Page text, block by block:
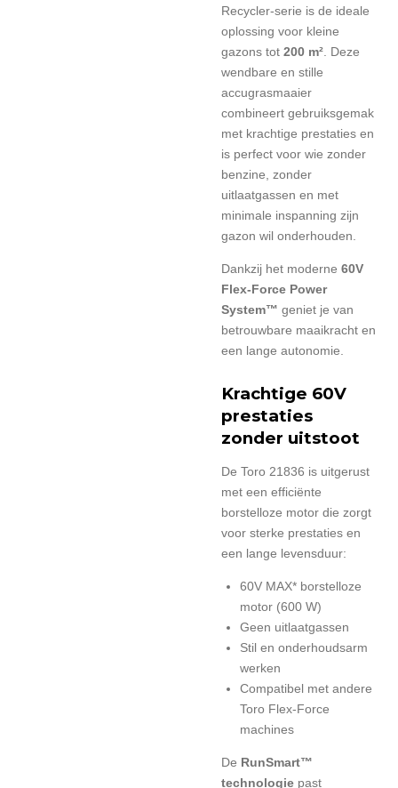
Recycler-serie is de ideale
oplossing voor kleine
gazons tot 200 m² . Deze
wendbare en stille
accugrasmaaier
combineert gebruiksgemak
met krachtige prestaties en
is perfect voor wie zonder
benzine, zonder
uitlaatgassen en met
minimale inspanning zijn
gazon wil onderhouden.
Dankzij het moderne 60V
Flex-Force Power
System™ geniet je van
betrouwbare maaikracht en
een lange autonomie.
Krachtige 60V
prestaties
zonder uitstoot
De Toro 21836 is uitgerust
met een efficiënte
borstelloze motor die zorgt
voor sterke prestaties en
een lange levensduur:
60V MAX* borstelloze
motor (600 W)
Geen uitlaatgassen
Stil en onderhoudsarm
werken
Compatibel met andere
Toro Flex-Force
machines
De RunSmart™
technologie past